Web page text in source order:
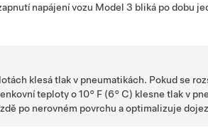
napájení vozu Model 3 bliká po dobu
klesá tlak v pneumatikách. Pokud se
teploty o 10° F (6° C) klesne tlak v
po nerovném povrchu a optimalizuje